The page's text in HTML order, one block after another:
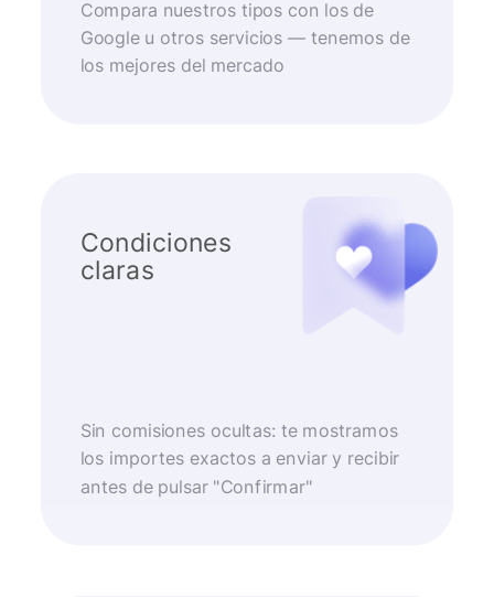
Compara nuestros tipos con los de
Google u otros servicios — tenemos de
los mejores del mercado
Condiciones
claras
Sin comisiones ocultas: te mostramos
los importes exactos a enviar y recibir
antes de pulsar "Confirmar"